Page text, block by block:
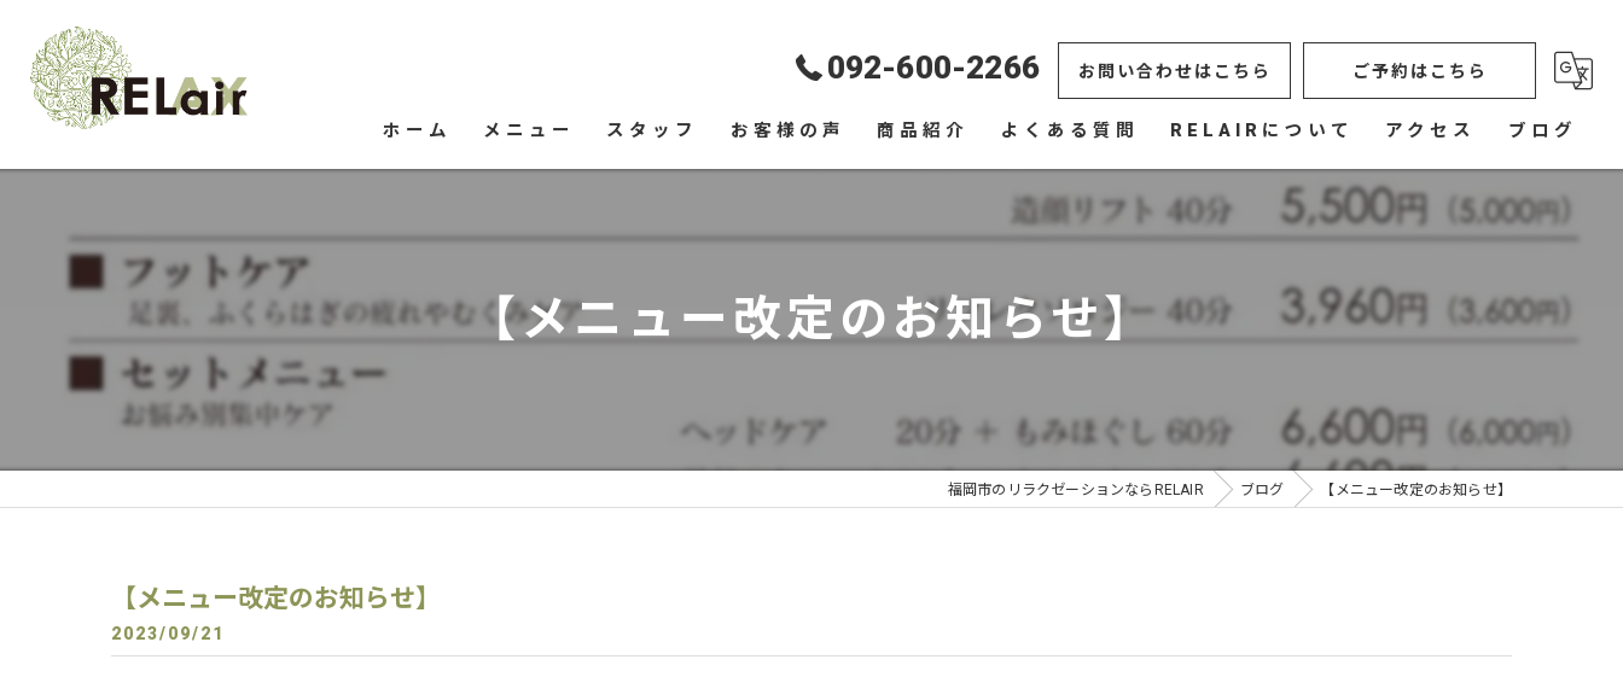
092-600-2266 お問い合わせはこちら ご予約はこちら
ホーム メニュー スタッフ お客様の声 商品紹介 よくある質問 RELAIRについて
オイルマッサージ
造顔リフト
ボタニカルヒーリングタッチ
アクセス ブログ
【メニュー改定のお知らせ】
福岡市のリラクゼーションならRELAIR ブログ 【メニュー改定のお知らせ】
【メニュー改定のお知らせ】
2023/09/21